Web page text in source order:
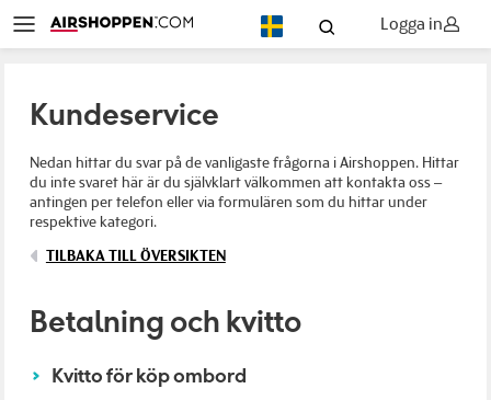
Logga in
Kundeservice
Nedan hittar du svar på de vanligaste frågorna i Airshoppen. Hittar
du inte svaret här är du självklart välkommen att kontakta oss –
antingen per telefon eller via formulären som du hittar under
respektive kategori.
TILBAKA TILL ÖVERSIKTEN
Betalning och kvitto
Kvitto för köp ombord